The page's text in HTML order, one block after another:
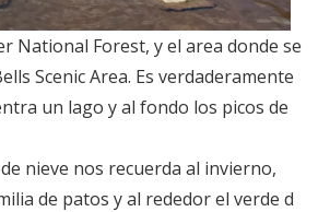
National Forest, y el area donde se
Scenic Area. Es verdaderamente
un lago y al fondo los picos de
nieve nos recuerda al invierno,
de patos y al rededor el verde d